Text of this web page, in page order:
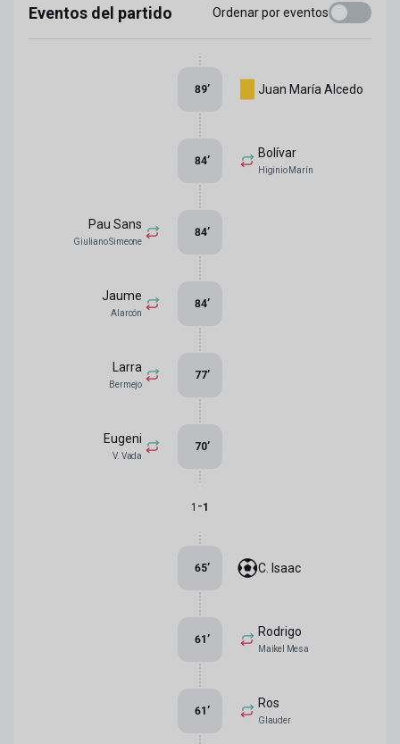
Eventos del partido Ordenar por eventos
Juan María Alcedo
89’
Bolívar
Higinio Marín
84’
Pau Sans
Giuliano Simeone
84’
Jaume
Alarcón
84’
Larra
Bermejo
77’
Eugeni
V. Vada
70’
1 -1
C. Isaac
65’
Rodrigo
Maikel Mesa
61’
Ros
Glauder
61’